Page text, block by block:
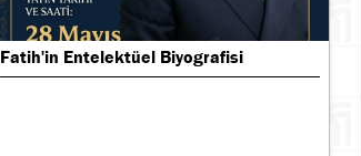
Fatih'in Entelektüel Biyografisi